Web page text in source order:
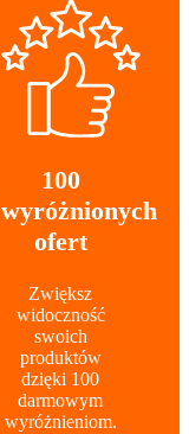
100
wyróżnionych
ofert
Zwiększ
widoczność
swoich
produktów
dzięki 100
darmowym
wyróżnieniom.